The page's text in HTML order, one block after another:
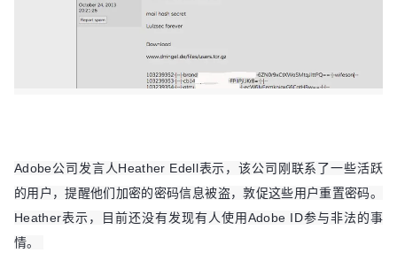
Adobe公司发言人Heather Edell表示，该公司刚联系了一些活跃
的用户，提醒他们加密的密码信息被盗，敦促这些用户重置密码。
Heather表示，目前还没有发现有人使用Adobe ID参与非法的事
情。